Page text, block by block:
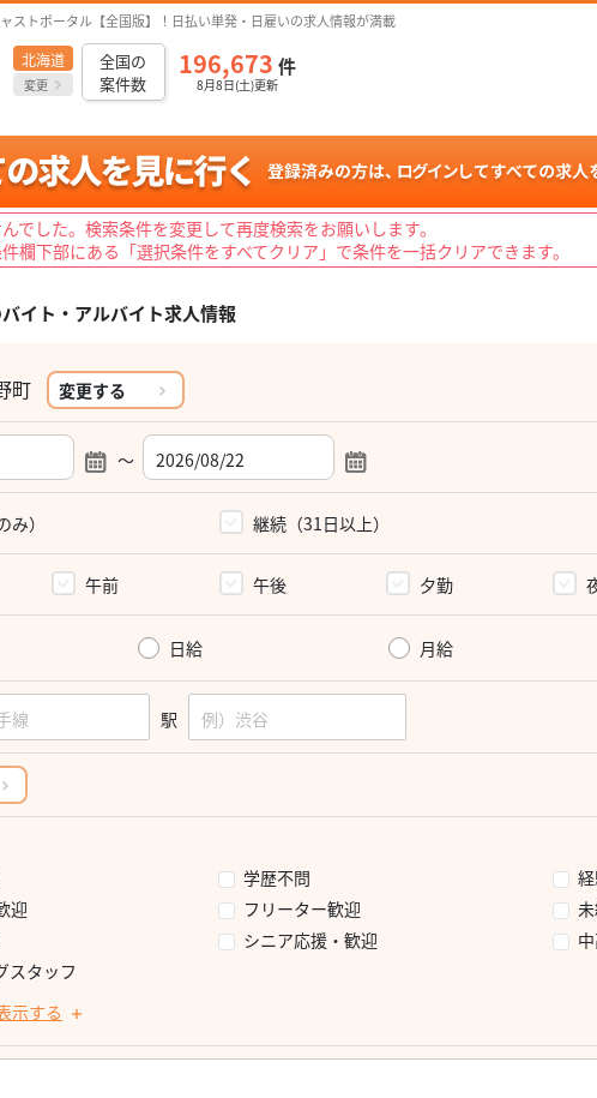
ストポータル【全国版】！日払い単発・日雇いの求人情報が満載
北海道
変更
全国の
案件数
196,673 件
8月8日(土)更新
でした。検索条件を変更して再度検索をお願いします。
欄下部にある「選択条件をすべてクリア」で条件を一括クリアできます。
バイト・アルバイト求人情報
町 変更する
～
） 継続（31日以上）
午前 午後 夕勤
日給 月給
駅
学歴不問
迎
フリーター歓迎
シニア応援・歓迎
スタッフ
示する